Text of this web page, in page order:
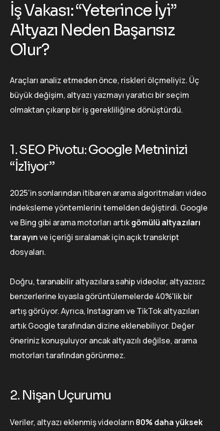
İş Vakası: “Yeterince İyi”
Altyazı Neden Başarısız
Olur?
Araçları analiz etmeden önce, riskleri ölçmeliyiz. Üç
büyük değişim, altyazı yazmayı yaratıcı bir seçim
olmaktan çıkarıp bir iş gerekliliğine dönüştürdü.
1. SEO Pivotu: Google Metninizi
“İzliyor”
2025'in sonlarından itibaren arama algoritmaları video
indeksleme yöntemlerini temelden değiştirdi. Google
ve Bing gibi arama motorları artıkgömülü altyazıları
tarayınve içeriği sıralamak için açık transkript
dosyaları.
Doğru, taranabilir altyazılara sahip videolar, altyazısız
benzerlerine kıyasla görüntülemelerde 40%'lik bir
artış görüyor. Ayrıca, Instagram ve TikTok altyazıları
artık Google tarafından dizine eklenebiliyor. Değer
öneriniz konuşuluyor ancak altyazılı değilse, arama
motorları tarafından görünmez.
2. Nişan Uçurumu
Veriler, altyazı eklenmiş videoların80% daha yüksek